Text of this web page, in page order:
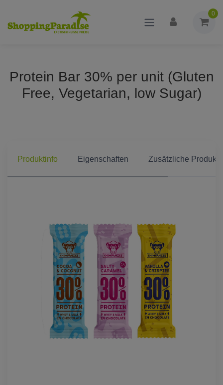
0
Protein Bar 30% per unit (Gluten
Free, Vegetarian, low Sugar)
Produktinfo Eigenschaften Zusätzliche